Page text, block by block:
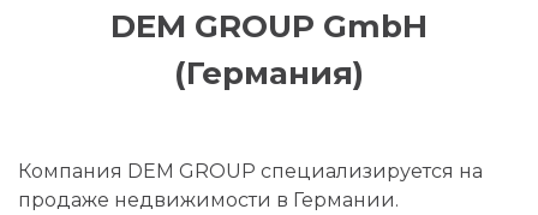
DEM GROUP GmbH
(Германия)
Компания DEM GROUP специализируется на
продаже недвижимости в Германии.